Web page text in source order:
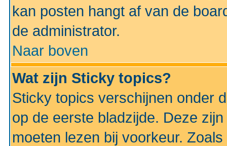
kan posten hangt af van de
de administrator.
Naar boven
Wat zijn Sticky topics?
Sticky topics verschijnen onder
op de eerste bladzijde. Deze
moeten lezen bij voorkeur.